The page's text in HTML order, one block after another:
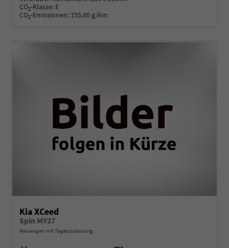
CO2-Klasse: E
CO2-Emissionen: 155,00 g/km
Kia XCeed
Spin MY27
Neuwagen mit Tageszulassung